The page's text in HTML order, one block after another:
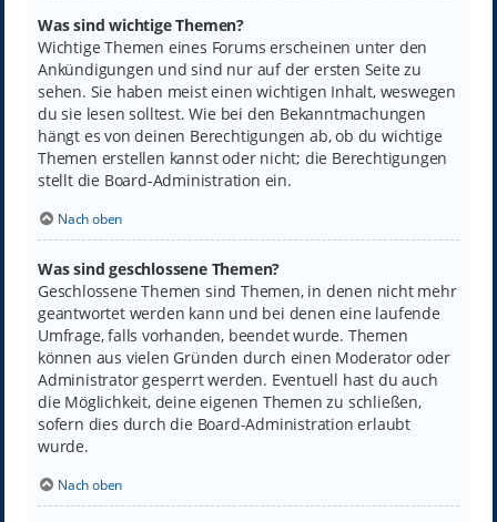
Was sind wichtige Themen?
Wichtige Themen eines Forums erscheinen unter den
Ankündigungen und sind nur auf der ersten Seite zu
sehen. Sie haben meist einen wichtigen Inhalt, weswegen
du sie lesen solltest. Wie bei den Bekanntmachungen
hängt es von deinen Berechtigungen ab, ob du wichtige
Themen erstellen kannst oder nicht; die Berechtigungen
stellt die Board-Administration ein.
Nach oben
Was sind geschlossene Themen?
Geschlossene Themen sind Themen, in denen nicht mehr
geantwortet werden kann und bei denen eine laufende
Umfrage, falls vorhanden, beendet wurde. Themen
können aus vielen Gründen durch einen Moderator oder
Administrator gesperrt werden. Eventuell hast du auch
die Möglichkeit, deine eigenen Themen zu schließen,
sofern dies durch die Board-Administration erlaubt
wurde.
Nach oben